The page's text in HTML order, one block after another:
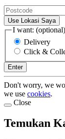
Use Lokasi Saya
I want: (optional)
Delivery
Click &
Enter
Don't worry, we
we use cookies.
Close
Temukan